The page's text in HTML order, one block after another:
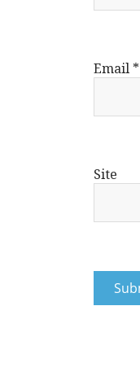
Email *
Site